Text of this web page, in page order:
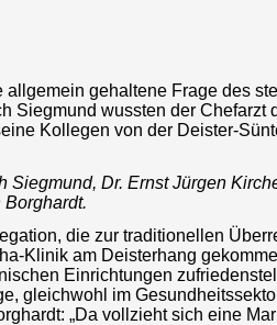
allgemein gehaltene Frage des
Siegmund wussten der Chefarzt
Kollegen von der Deister-
Dr. Ernst Jürgen
Borghardt.
die zur traditionellen
Klinik am Deisterhang
Einrichtungen
gleichwohl im
„Da vollzieht sich eine